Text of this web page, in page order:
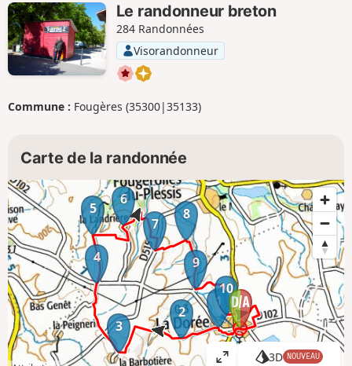
Le randonneur breton
284 Randonnées
Visorandonneur
Commune : Fougères (35300|35133)
Carte de la randonnée
1
2
3
4
5
6
7
8
9
10
3D NOUVEAU